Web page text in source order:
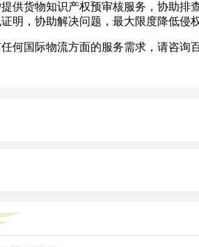
货物知识产权预审核服务，协助排
明，协助解决问题，最大限度降低侵
国际物流方面的服务需求，请咨询